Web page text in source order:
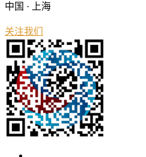
中国 · 上海
关注我们